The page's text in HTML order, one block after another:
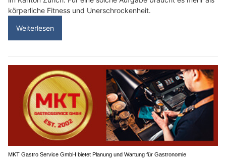
körperliche Fitness und Unerschrockenheit.
Weiterlesen
MKT Gastro Service GmbH bietet Planung und Wartung für Gastronomie